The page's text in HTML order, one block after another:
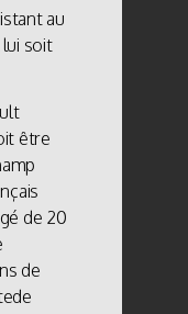
au
soit
être
de 20
de